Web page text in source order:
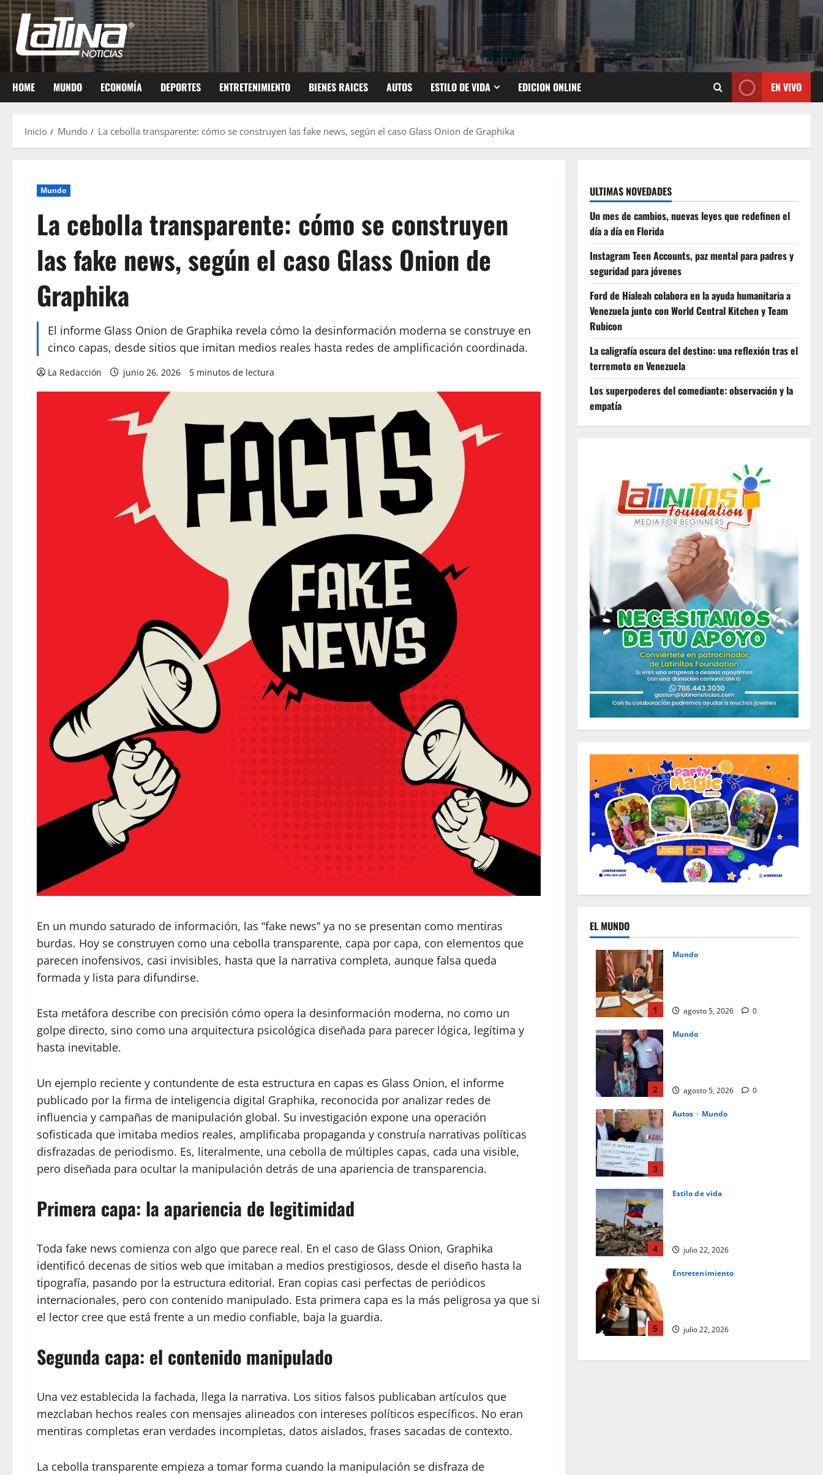
HOME MUNDO ECONOMÍA DEPORTES ENTRETENIMIENTO BIENES RAICES AUTOS ESTILO DE VIDA EDICION ONLINE EN VIVO
Inicio Mundo La cebolla transparente: cómo se construyen las fake news, según el caso Glass Onion de Graphika
Mundo
La cebolla transparente: cómo se construyen
las fake news, según el caso Glass Onion de
Graphika
El informe Glass Onion de Graphika revela cómo la desinformación moderna se construye en
cinco capas, desde sitios que imitan medios reales hasta redes de amplificación coordinada.
La Redacción junio 26, 2026 5 minutos de lectura
En un mundo saturado de información, las “fake news” ya no se presentan como mentiras
burdas. Hoy se construyen como una cebolla transparente, capa por capa, con elementos que
parecen inofensivos, casi invisibles, hasta que la narrativa completa, aunque falsa queda
formada y lista para difundirse.
Esta metáfora describe con precisión cómo opera la desinformación moderna, no como un
golpe directo, sino como una arquitectura psicológica diseñada para parecer lógica, legítima y
hasta inevitable.
Un ejemplo reciente y contundente de esta estructura en capas es Glass Onion, el informe
publicado por la firma de inteligencia digital Graphika, reconocida por analizar redes de
influencia y campañas de manipulación global. Su investigación expone una operación
sofisticada que imitaba medios reales, amplificaba propaganda y construía narrativas políticas
disfrazadas de periodismo. Es, literalmente, una cebolla de múltiples capas, cada una visible,
pero diseñada para ocultar la manipulación detrás de una apariencia de transparencia.
Primera capa: la apariencia de legitimidad
Toda fake news comienza con algo que parece real. En el caso de Glass Onion, Graphika
identificó decenas de sitios web que imitaban a medios prestigiosos, desde el diseño hasta la
tipografía, pasando por la estructura editorial. Eran copias casi perfectas de periódicos
internacionales, pero con contenido manipulado. Esta primera capa es la más peligrosa ya que si
el lector cree que está frente a un medio confiable, baja la guardia.
Segunda capa: el contenido manipulado
Una vez establecida la fachada, llega la narrativa. Los sitios falsos publicaban artículos que
mezclaban hechos reales con mensajes alineados con intereses políticos específicos. No eran
mentiras completas eran verdades incompletas, datos aislados, frases sacadas de contexto.
La cebolla transparente empieza a tomar forma cuando la manipulación se disfraza de
ULTIMAS NOVEDADES
Un mes de cambios, nuevas leyes que redefinen el
día a día en Florida
Instagram Teen Accounts, paz mental para padres y
seguridad para jóvenes
Ford de Hialeah colabora en la ayuda humanitaria a
Venezuela junto con World Central Kitchen y Team
Rubicon
La caligrafía oscura del destino: una reflexión tras el
terremoto en Venezuela
Los superpoderes del comediante: observación y la
empatía
EL MUNDO
1
Mundo
agosto 5, 2026 0
2
Mundo
agosto 5, 2026 0
3
Autos Mundo
julio 23, 2026
4
Estilo de vida
julio 22, 2026
5
Entretenimiento
julio 22, 2026